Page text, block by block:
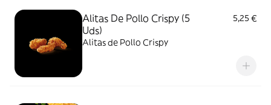
Alitas De Pollo Crispy (5
Uds)
5,25 €
Alitas de Pollo Crispy